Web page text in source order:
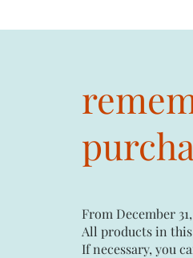
From December
All products in
If necessary, you